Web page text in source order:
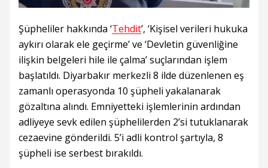
Şüpheliler hakkında ‘Tehdit’, ‘Kişisel verileri hukuka
aykırı olarak ele geçirme’ ve ‘Devletin güvenliğine
ilişkin belgeleri hile ile çalma’ suçlarından işlem
başlatıldı. Diyarbakır merkezli 8 ilde düzenlenen eş
zamanlı operasyonda 10 şüpheli yakalanarak
gözaltına alındı. Emniyetteki işlemlerinin ardından
adliyeye sevk edilen şüphelilerden 2’si tutuklanarak
cezaevine gönderildi. 5’i adli kontrol şartıyla, 8
şüpheli ise serbest bırakıldı.